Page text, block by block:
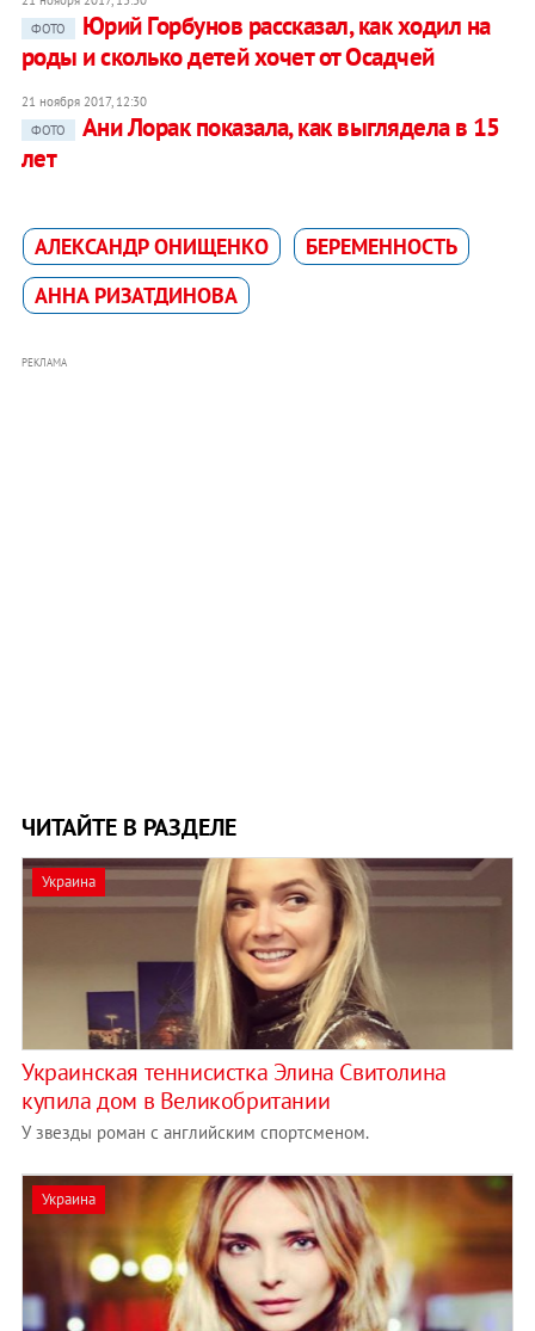
ФОТО
Юрий Горбунов рассказал, как ходил на
роды и сколько детей хочет от Осадчей
21 ноября 2017, 12:30
ФОТО
Ани Лорак показала, как выглядела в 15
лет
АЛЕКСАНДР ОНИЩЕНКО
БЕРЕМЕННОСТЬ
АННА РИЗАТДИНОВА
РЕКЛАМА
ЧИТАЙТЕ В РАЗДЕЛЕ
Украина
Украинская теннисистка Элина Свитолина
купила дом в Великобритании
У звезды роман с английским спортсменом.
Украина